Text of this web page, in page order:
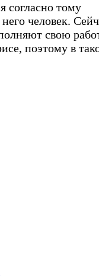
согласно тому
человек.
свою
поэтому в